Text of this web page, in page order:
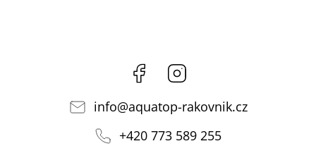
Facebook
info@aquatop-rakovnik.cz
+420 773 589 255